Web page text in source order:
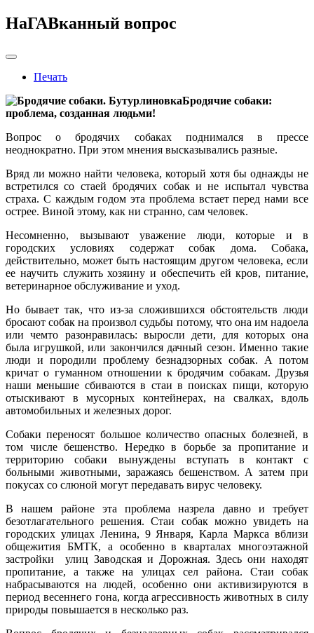
НаГАВканный вопрос
Печать
Бродячие собаки:
проблема, созданная людьми!
Вопрос о бродячих собаках поднимался в прессе
неоднократно. При этом мнения высказывались разные.
Вряд ли можно найти человека, который хотя бы однажды не
встретился со стаей бродячих собак и не испытал чувства
страха. С каждым годом эта проблема встает перед нами все
острее. Виной этому, как ни странно, сам человек.
Несомненно, вызывают уважение люди, которые и в
городских условиях содержат собак дома. Собака,
действительно, может быть настоящим другом человека, если
ее научить служить хозяину и обеспечить ей кров, питание,
ветеринарное обслуживание и уход.
Но бывает так, что из-за сложившихся обстоятельств люди
бросают собак на произвол судьбы потому, что она им надоела
или чемто разонравилась: выросли дети, для которых она
была игрушкой, или закончился дачный сезон. Именно такие
люди и породили проблему безнадзорных собак. А потом
кричат о гуманном отношении к бродячим собакам. Друзья
наши меньшие сбиваются в стаи в поисках пищи, которую
отыскивают в мусорных контейнерах, на свалках, вдоль
автомобильных и железных дорог.
Собаки переносят большое количество опасных болезней, в
том числе бешенство. Нередко в борьбе за пропитание и
территорию собаки вынуждены вступать в контакт с
больными животными, заражаясь бешенством. А затем при
покусах со слюной могут передавать вирус человеку.
В нашем районе эта проблема назрела давно и требует
безотлагательного решения. Стаи собак можно увидеть на
городских улицах Ленина, 9 Января, Карла Маркса вблизи
общежития БМТК, а особенно в кварталах многоэтажной
застройки улиц Заводская и Дорожная. Здесь они находят
пропитание, а также на улицах сел района. Стаи собак
набрасываются на людей, особенно они активизируются в
период весеннего гона, когда агрессивность животных в силу
природы повышается в несколько раз.